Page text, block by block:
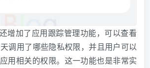
增加了应用跟踪管理功能，可以查看
调用了哪些隐私权限，并且用户可以
用相关的权限。这一功能也是非常实